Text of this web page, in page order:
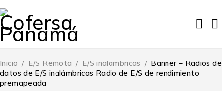
Inicio / E/S Remota / E/S inalámbricas / Banner – Radios de
datos de E/S inalámbricas Radio de E/S de rendimiento
premapeada